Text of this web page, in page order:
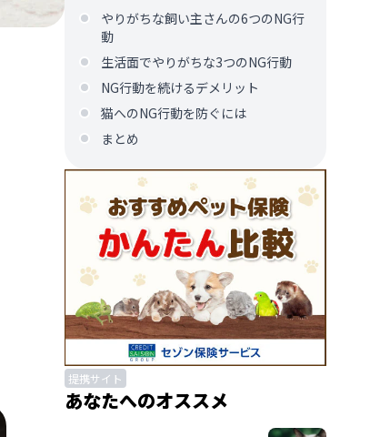
やりがちな飼い主さんの6つのNG行
動
生活面でやりがちな3つのNG行動
NG行動を続けるデメリット
猫へのNG行動を防ぐには
まとめ
提携サイト
あなたへのオススメ